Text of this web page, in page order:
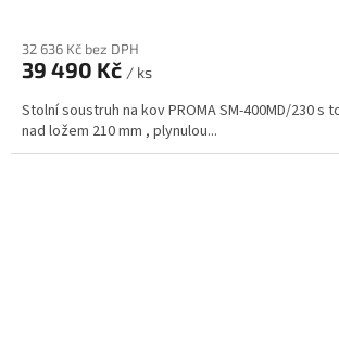
32 636 Kč bez DPH
39 490 Kč / ks
Stolní soustruh na kov PROMA SM-400MD/230 s
nad ložem 210 mm , plynulou...